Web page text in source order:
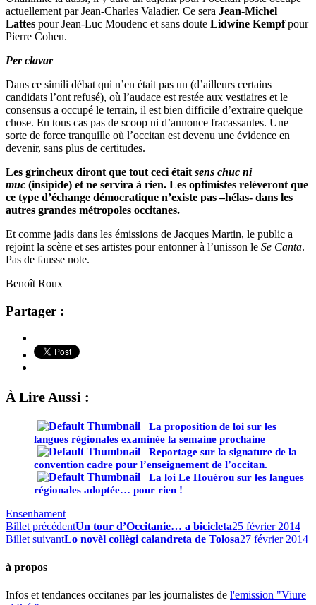
actuellement par Jean-Charles Valadier. Ce sera Jean-Michel
Lattes pour Jean-Luc Moudenc et sans doute Lidwine Kempfpour
Pierre Cohen.
Per clavar
Dans ce simili débat qui n’en était pas un (d’ailleurs certains
candidats l’ont refusé), où l’audace est restée aux vestiaires et le
consensus a occupé le terrain, il est bien difficile d’extraire quelque
chose. En tous cas pas de scoop ni d’annonce fracassantes. Une
sorte de force tranquille où l’occitan est devenu une évidence en
devenir, sans plus de certitudes.
Les grincheux diront que tout ceci était sens chuc ni
muc (insipide) et ne servira à rien. Les optimistes relèveront que
ce type d’échange démocratique n’existe pas –hélas- dans les
autres grandes métropoles occitanes.
Et comme jadis dans les émissions de Jacques Martin, le public a
rejoint la scène et ses artistes pour entonner à l’unisson le Se Canta.
Pas de fausse note.
Benoît Roux
Partager :
À Lire Aussi :
La proposition de loi sur les
langues régionales examinée la semaine prochaine
Reportage sur la signature de la
convention cadre pour l’enseignement de l’occitan.
La loi Le Houérou sur les langues
régionales adoptée… pour rien !
Ensenhament
Billet précédentUn tour d’Occitanie… a bicicleta25 février 2014
Billet suivantLo novèl collègi calandreta de Tolosa27 février 2014
à propos
Infos et tendances occitanes par les journalistes de l'emission "Viure